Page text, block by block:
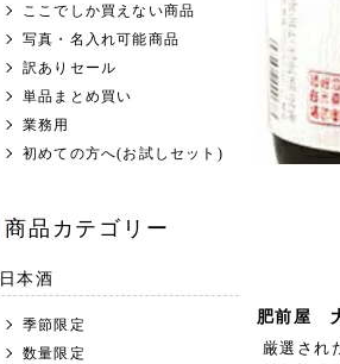
ここでしか買えない商品
写真・名入れ可能商品
訳ありセール
単品まとめ買い
業務用
初めての方へ(お試しセット)
商品カテゴリー
日本酒
季節限定
数量限定
肥前屋
厳選され